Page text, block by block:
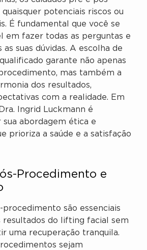
potenciais riscos ou
É fundamental que você se
em fazer todas as perguntas e
suas dúvidas. A escolha de
garante não apenas
mas também a
dos resultados,
com a realidade. Em
Ingrid Luckmann é
sua abordagem ética e
prioriza a saúde e a satisfação
Procedimento e
procedimento são essenciais
resultados do lifting facial sem
uma recuperação tranquila.
sejam